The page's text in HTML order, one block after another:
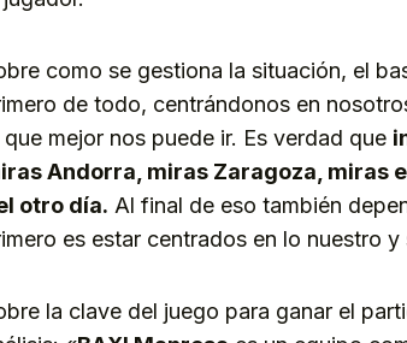
como se gestiona la situación, el
de todo, centrándonos en
que mejor nos puede ir. Es verdad que
Andorra, miras Zaragoza, miras
otro día. Al final de eso también
es estar centrados en lo nuestro
la clave del juego para ganar el